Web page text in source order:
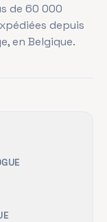
de 60 000
depuis
en Belgique.